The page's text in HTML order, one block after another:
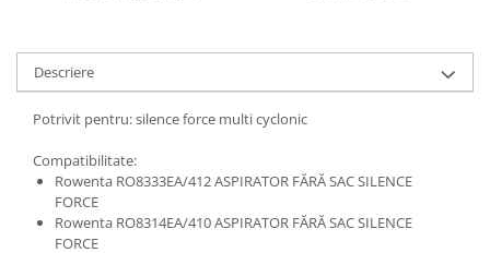
Laptopuri si Accesorii
Telefoane Mobile & accesorii
Electrocasnice & Climatizare
Accesorii si piese masini spalat
rufe si uscatoare
Accesorii si piese masini spalat
Descriere
Potrivit pentru: silence force multi cyclonic
Compatibilitate:
Rowenta RO8333EA/412 ASPIRATOR FĂRĂ SAC SILENCE
FORCE
Rowenta RO8314EA/410 ASPIRATOR FĂRĂ SAC SILENCE
FORCE